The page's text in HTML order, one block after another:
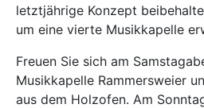
letztjährige Konzept
um eine vierte Musikkapelle
Freuen Sie sich am
Musikkapelle Rammersweier
aus dem Holzofen. Am